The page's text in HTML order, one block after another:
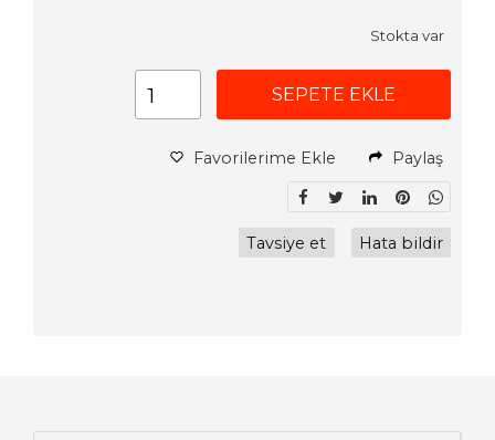
Stokta var
SEPETE EKLE
Favorilerime Ekle Paylaş
Tavsiye et Hata bildir